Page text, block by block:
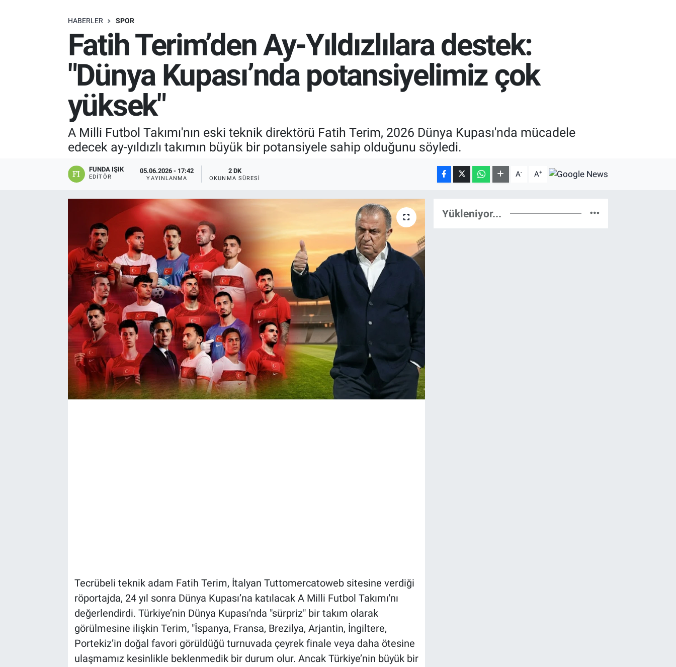
HABERLER SPOR
Fatih Terim’den Ay-Yıldızlılara destek:
"Dünya Kupası’nda potansiyelimiz çok
yüksek"
A Milli Futbol Takımı'nın eski teknik direktörü Fatih Terim, 2026 Dünya Kupası'nda mücadele
edecek ay-yıldızlı takımın büyük bir potansiyele sahip olduğunu söyledi.
FUNDA IŞIK
EDITÖR
05.06.2026 - 17:42
YAYINLANMA
2 DK
OKUNMA SÜRESI A- A+
Tecrübeli teknik adam Fatih Terim, İtalyan Tuttomercatoweb sitesine verdiği
röportajda, 24 yıl sonra Dünya Kupası’na katılacak A Milli Futbol Takımı'nı
değerlendirdi. Türkiye’nin Dünya Kupası'nda "sürpriz" bir takım olarak
görülmesine ilişkin Terim, "İspanya, Fransa, Brezilya, Arjantin, İngiltere,
Portekiz’in doğal favori görüldüğü turnuvada çeyrek finale veya daha ötesine
ulaşmamız kesinlikle beklenmedik bir durum olur. Ancak Türkiye’nin büyük bir
Yükleniyor...
ASTROLOJİ
RESMİ İLANLAR
Bize ulaşın
İletişim/Künye
Gözden Kaçmasın
İletişim (Künye)